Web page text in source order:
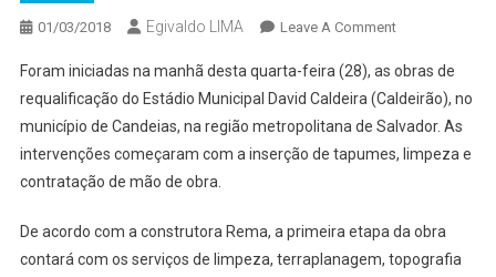
01/03/2018 Egivaldo LIMA Leave A CommentOn
ESTÁDIO
CALDEIRÃO
SERÁ
REFORMADO
Foram iniciadas na manhã desta quarta-feira (28), as obras de
requalificação do Estádio Municipal David Caldeira (Caldeirão), no
município de Candeias, na região metropolitana de Salvador. As
intervenções começaram com a inserção de tapumes, limpeza e
contratação de mão de obra.
De acordo com a construtora Rema, a primeira etapa da obra
contará com os serviços de limpeza, terraplanagem, topografia